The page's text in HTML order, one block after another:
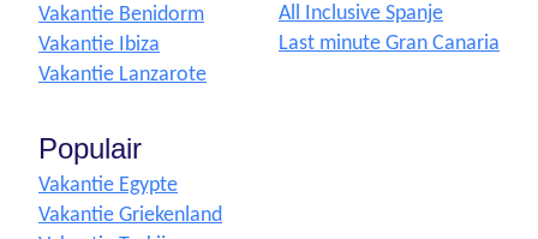
Vakantie Benidorm
Vakantie Ibiza
Vakantie Lanzarote
All Inclusive Spanje
Last minute Gran Canaria
Populair
Vakantie Egypte
Vakantie Griekenland